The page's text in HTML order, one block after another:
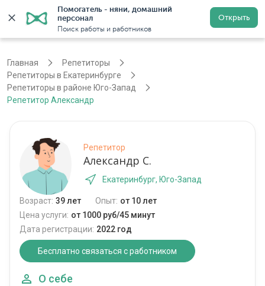
Помогатель - няни, домашний
персонал
Поиск работы и работников
Открыть
Екатеринбург Регистрация
Главная
Репетиторы
Репетиторы в Екатеринбурге
Репетиторы в районе Юго-Запад
Репетитор Александр
Репетитор
Александр С.
Екатеринбург, Юго-Запад
Возраст: 39 лет Опыт: от 10 лет
Цена услуги: от 1000 руб/45 минут
Дата регистрации: 2022 год
Бесплатно связаться с работником
О себе